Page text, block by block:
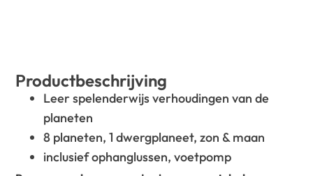
Productbeschrijving
Leer spelenderwijs verhoudingen van de
planeten
8 planeten, 1 dwergplaneet, zon & maan
inclusief ophanglussen, voetpomp